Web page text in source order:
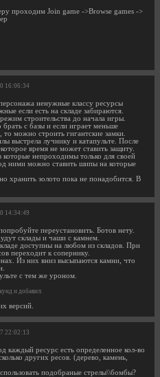
проходим Join game ->Browse games ->
16:06:34
ненужные классу ресурсы
если есть на складе забираются.
строительства до начала игры.
с базы и если играет меньше
то можно строить гигантские замки.
выстрела лучнику и катапульте. После
время не может ставить защиту.
непроходимы только для своей
ними можно ставить шипы на которые
хранить золото пока не понадобится. В
14:34:49
переустановить. Ботов нету.
склады и чаши с камнем.
доступны на любом из складов. При
переходит к сопернику.
Из них вниз высыпаются камни, что
с тем же уроном.
и добавил:
версий.
22:02:13
каждый ресурс есть определенное кол-во
других ресов. (дерево, камень,
подобраные стрелы\\бомбы?